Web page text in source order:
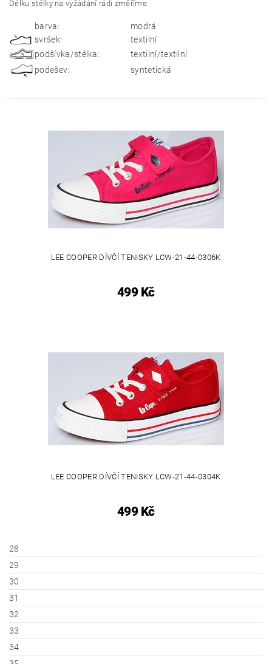
Délku stélky na vyžádání rádi změříme.
barva:
modrá
svršek:
textilní
podšívka/stélka:
textilní/textilní
podešev:
syntetická
LEE COOPER DÍVČÍ TENISKY LCW-21-44-0306K
499 Kč
LEE COOPER DÍVČÍ TENISKY LCW-21-44-0304K
499 Kč
28
29
30
31
32
33
34